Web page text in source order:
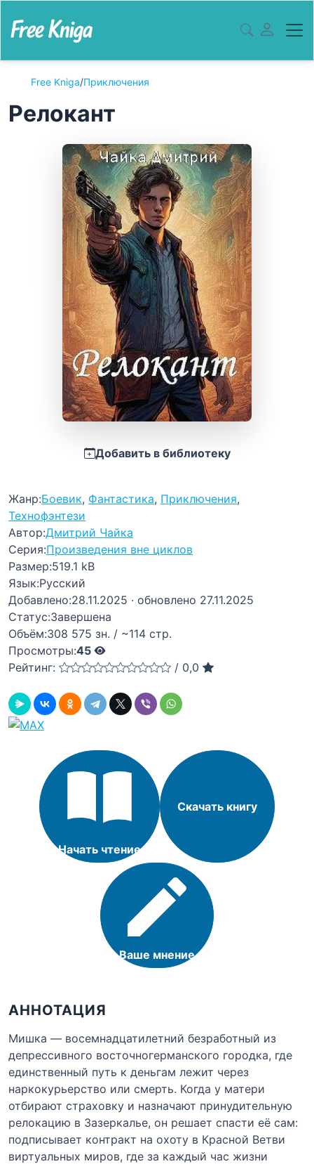
Free Kniga/Приключения
Релокант
Добавить в библиотеку
Жанр:Боевик, Фантастика, Приключения,
Технофэнтези
Автор:Дмитрий Чайка
Серия:Произведения вне циклов
Размер:519.1 kB
Язык:Русский
Добавлено:28.11.2025 · обновлено 27.11.2025
Статус:Завершена
Объём:308 575 зн. / ~114 стр.
Просмотры:45
Рейтинг:
/ 0,0
Начать чтение
Скачать книгу
Ваше мнение
АННОТАЦИЯ
Мишка — восемнадцатилетний безработный из
депрессивного восточногерманского городка, где
единственный путь к деньгам лежит через
наркокурьерство или смерть. Когда у матери
отбирают страховку и назначают принудительную
релокацию в Зазеркалье, он решает спасти её сам:
подписывает контракт на охоту в Красной Ветви
виртуальных миров, где за каждый час жизни